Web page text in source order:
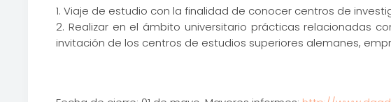
1. Viaje de estudio con la finalidad de conocer centros de
2. Realizar en el ámbito universitario prácticas relacionadas
invitación de los centros de estudios superiores alemanes,